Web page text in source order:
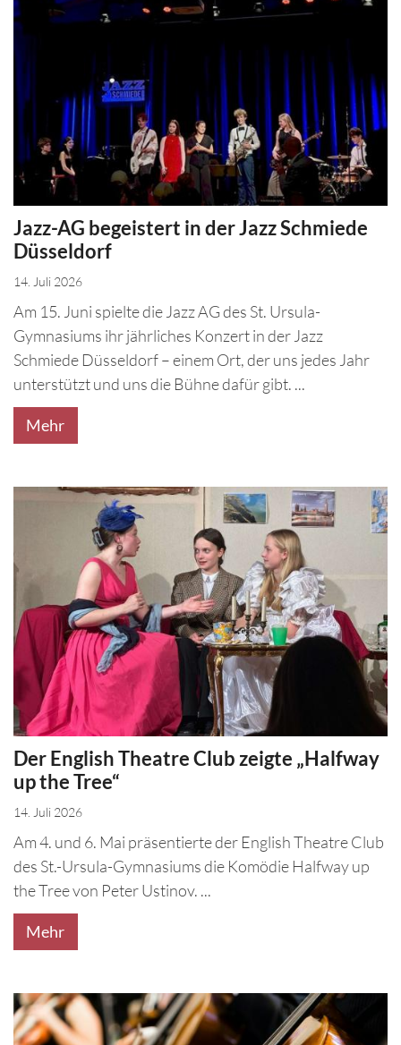
Jazz-AG begeistert in der Jazz Schmiede
Düsseldorf
14. Juli 2026
Am 15. Juni spielte die Jazz AG des St. Ursula-
Gymnasiums ihr jährliches Konzert in der Jazz
Schmiede Düsseldorf – einem Ort, der uns jedes Jahr
unterstützt und uns die Bühne dafür gibt. ...
Mehr
Der English Theatre Club zeigte „Halfway
up the Tree“
14. Juli 2026
Am 4. und 6. Mai präsentierte der English Theatre Club
des St.-Ursula-Gymnasiums die Komödie Halfway up
the Tree von Peter Ustinov. ...
Mehr